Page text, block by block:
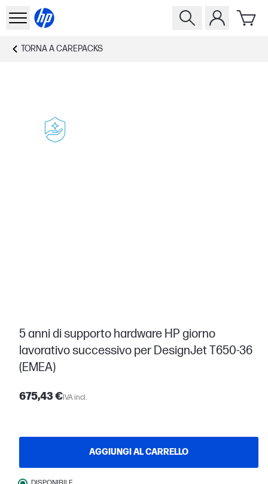
TORNA ACAREPACKS
5 anni di supporto hardware HP giorno
lavorativo successivo per DesignJet T650-36
(EMEA)
675,43 €IVA incl.
AGGIUNGI AL CARRELLO